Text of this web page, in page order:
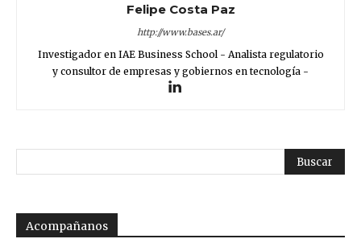
Felipe Costa Paz
http://www.bases.ar/
Investigador en IAE Business School - Analista regulatorio
y consultor de empresas y gobiernos en tecnología -
Acompañanos